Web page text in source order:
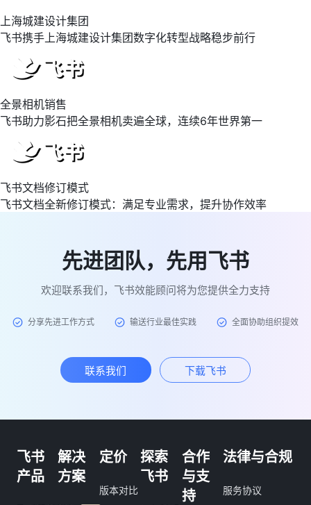
上海城建设计集团
飞书携手上海城建设计集团数字化转型战略稳步前行
全景相机销售
飞书助力影石把全景相机卖遍全球，连续6年世界第一
飞书文档修订模式
飞书文档全新修订模式：满足专业需求，提升协作效率
先进团队，先用飞书
欢迎联系我们，飞书效能顾问将为您提供全力支持
分享先进工作方式 输送行业最佳实践 全面协助组织提效
联系我们 下载飞书
飞书
产品
解决
方案
定价
版本对比
探索
飞书
合作
与支
持
法律与合规
服务协议